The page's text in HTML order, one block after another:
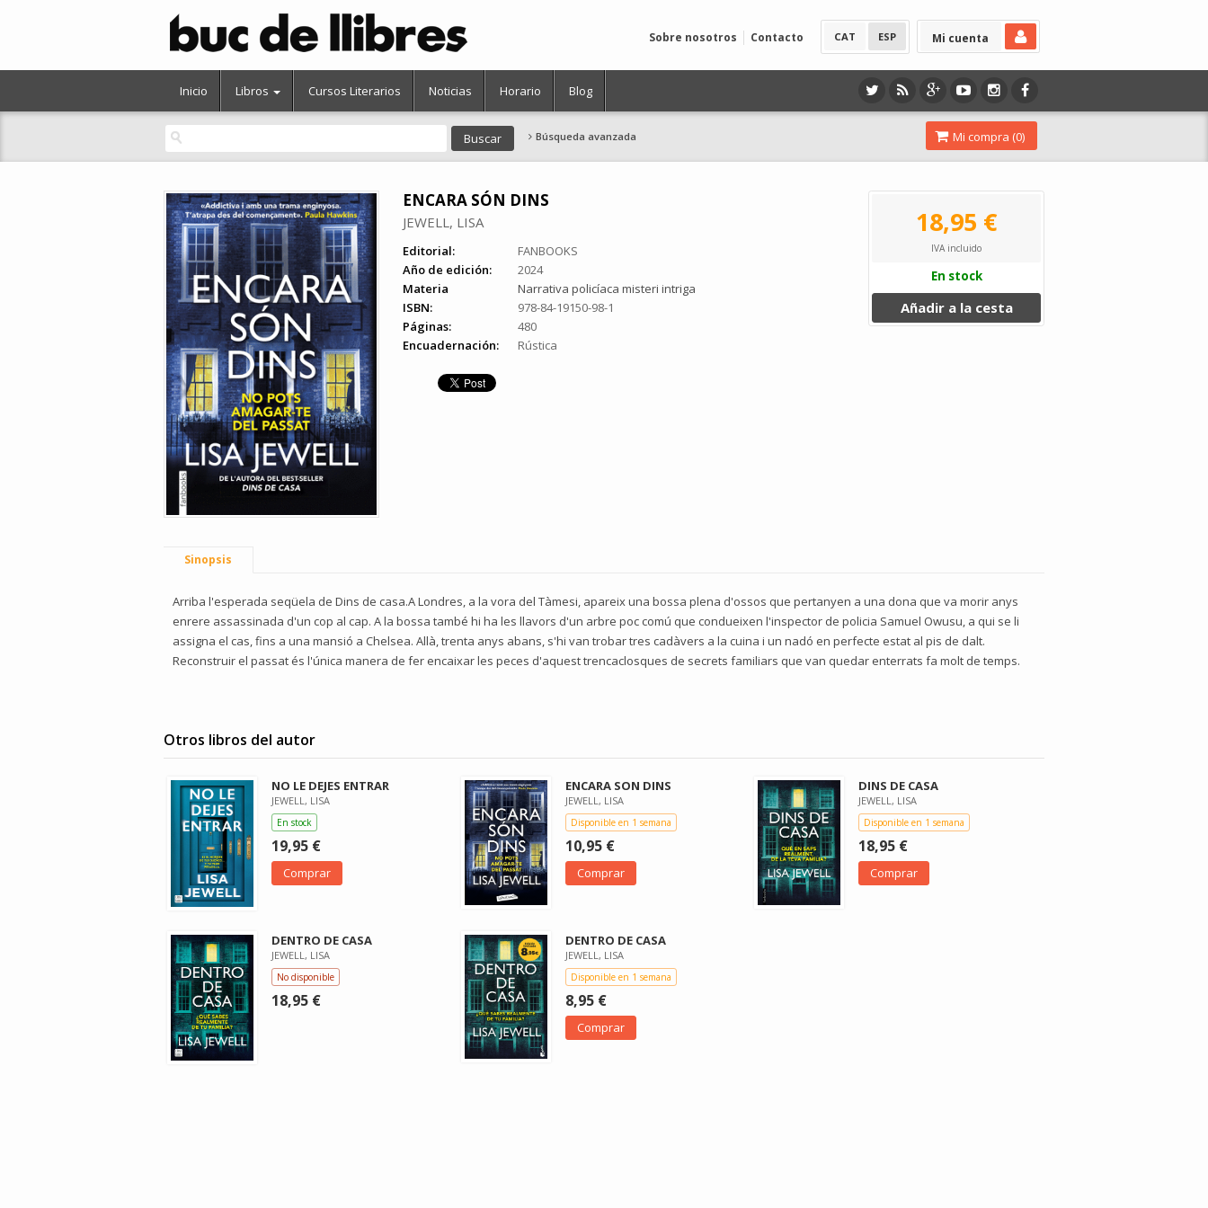
Mi cuenta
CAT ESP
Sobre nosotros Contacto
Inicio Libros Cursos Literarios Noticias Horario Blog
Búsqueda avanzada Mi compra (0)
ENCARA SÓN DINS
JEWELL, LISA
Editorial:
FANBOOKS
Año de edición:
2024
Materia
Narrativa policíaca misteri intriga
ISBN:
978-84-19150-98-1
Páginas:
480
Encuadernación:
Rústica
18,95 €
IVA incluido
En stock
Añadir a la cesta
Sinopsis
Arriba l'esperada seqüela de Dins de casa.A Londres, a la vora del Tàmesi, apareix una bossa plena d'ossos que pertanyen a una dona que va morir anys
enrere assassinada d'un cop al cap. A la bossa també hi ha les llavors d'un arbre poc comú que condueixen l'inspector de policia Samuel Owusu, a qui se li
assigna el cas, fins a una mansió a Chelsea. Allà, trenta anys abans, s'hi van trobar tres cadàvers a la cuina i un nadó en perfecte estat al pis de dalt.
Reconstruir el passat és l'única manera de fer encaixar les peces d'aquest trencaclosques de secrets familiars que van quedar enterrats fa molt de temps.
Otros libros del autor
NO LE DEJES ENTRAR
JEWELL, LISA
En stock
19,95 €
Comprar
ENCARA SON DINS
JEWELL, LISA
Disponible en 1 semana
10,95 €
Comprar
DINS DE CASA
JEWELL, LISA
Disponible en 1 semana
18,95 €
Comprar
DENTRO DE CASA
JEWELL, LISA
No disponible
18,95 €
DENTRO DE CASA
JEWELL, LISA
Disponible en 1 semana
8,95 €
Comprar